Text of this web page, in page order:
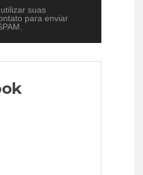
suas
para enviar